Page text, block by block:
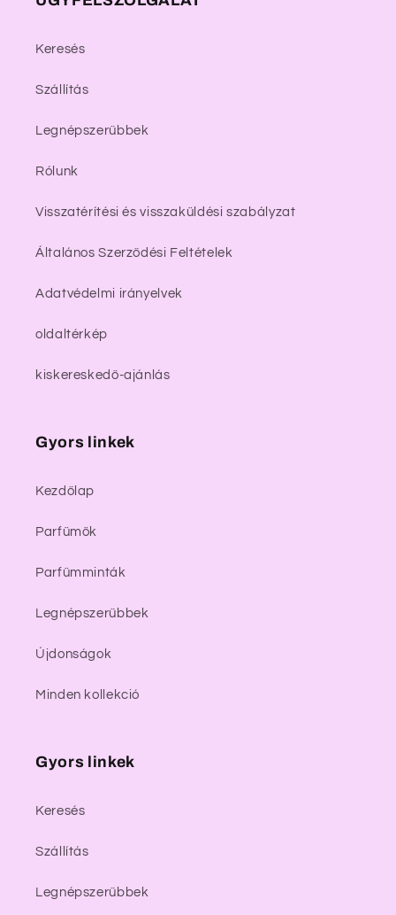
Keresés
Szállítás
Legnépszerűbbek
Rólunk
Visszatérítési és visszaküldési szabályzat
Általános Szerződési Feltételek
Adatvédelmi irányelvek
oldaltérkép
kiskereskedő-ajánlás
Gyors linkek
Kezdőlap
Parfümök
Parfümminták
Legnépszerűbbek
Újdonságok
Minden kollekció
Gyors linkek
Keresés
Szállítás
Legnépszerűbbek